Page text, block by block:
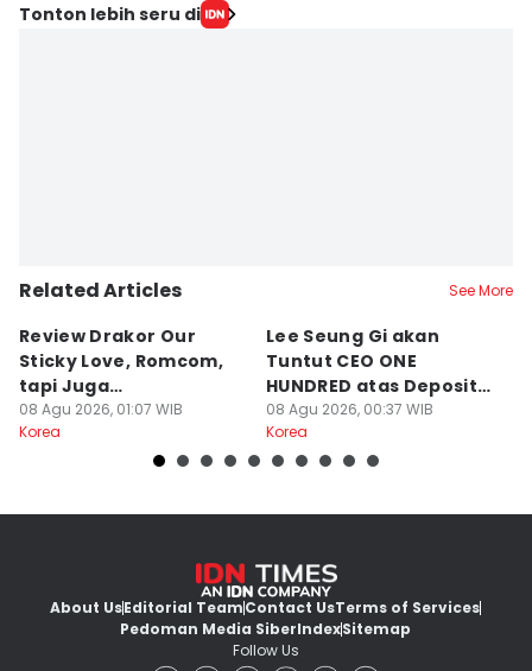
Tonton lebih seru di
Related Articles See More
Review Drakor Our
Sticky Love, Romcom,
tapi Juga
Menegangkan!
08 Agu 2026, 01:07 WIB
Korea
Lee Seung Gi akan
Tuntut CEO ONE
HUNDRED atas Deposit
Rumah Rp132 M
08 Agu 2026, 00:37 WIB
Korea
About UsEditorial TeamContact UsTerms of Services
Pedoman Media SiberIndexSitemap
Follow Us